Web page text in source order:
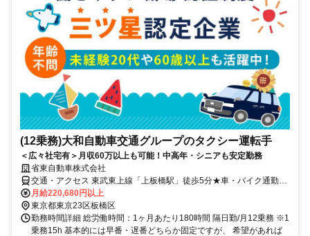
(12乗務)大和自動車交通グループのタクシー運転手
＜広々社宅有＞月収60万以上も可能！中高年・シニアも安定勤務
省東自動車株式会社
交通・アクセス 東武東上線「上板橋駅」徒歩5分★車・バイク通勤
OK
月給220,680円以上
東京都東京23区板橋区
勤務時間詳細 総労働時間：1ヶ月あたり180時間 隔日勤/月12乗務 ※1
乗務15h 基本的には早番・遅番どちらか固定ですが、 希望があれば